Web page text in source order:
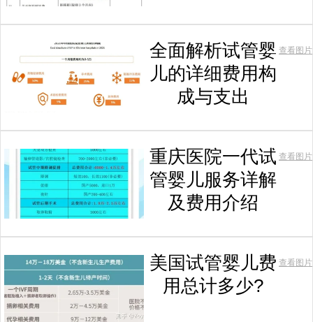
全面解析试管婴
儿的详细费用构
成与支出
查看图片
重庆医院一代试
管婴儿服务详解
及费用介绍
查看图片
美国试管婴儿费
用总计多少?
查看图片